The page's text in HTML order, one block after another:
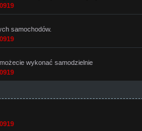
samochodów.
wykonać samodzielnie